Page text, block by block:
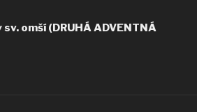
omší (DRUHÁ ADVENTNÁ